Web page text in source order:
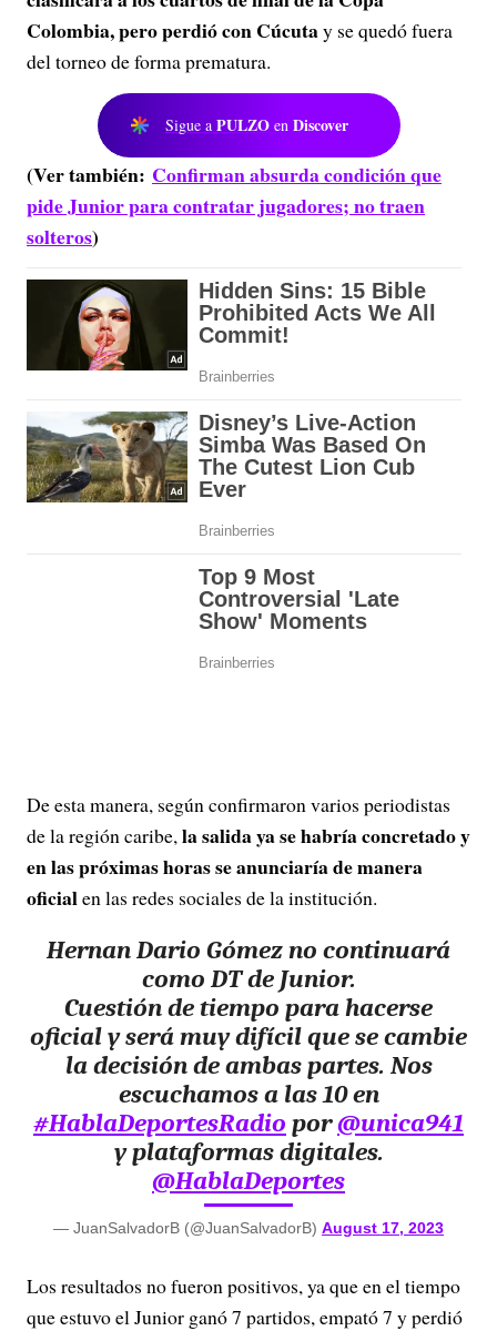
Colombia, pero perdió con Cúcutay se quedó fuera
del torneo de forma prematura.
Sigue a PULZO en Discover
(Ver también: Confirman absurda condición que
pide Junior para contratar jugadores; no traen
solteros)
De esta manera, según confirmaron varios periodistas
de la región caribe,la salida ya se habría concretado y
en las próximas horas se anunciaría de manera
oficialen las redes sociales de la institución.
Hernan Dario Gómez no continuará
como DT de Junior.
Cuestión de tiempo para hacerse
oficial y será muy difícil que se cambie
la decisión de ambas partes. Nos
escuchamos a las 10 en
#HablaDeportesRadio por@unica941
y plataformas digitales.
@HablaDeportes
— JuanSalvadorB (@JuanSalvadorB) August 17, 2023
Los resultados no fueron positivos, ya que en el tiempo
que estuvo el Junior ganó 7 partidos, empató 7 y perdió